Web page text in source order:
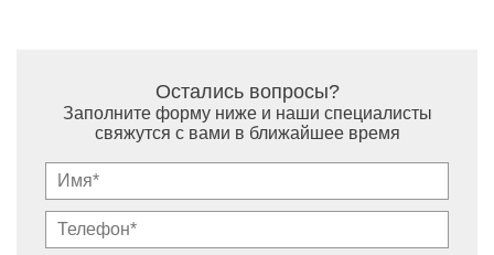
Остались вопросы?
Заполните форму ниже и наши специалисты
свяжутся с вами в ближайшее время